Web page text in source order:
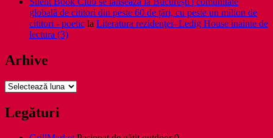
globală de cititori din peste 60 de țări, cu peste un milion de
cititori - poetic la Literatura rezidenţei- Ledig House inainte de
lectura (3)
Arhive
Arhive
Legături